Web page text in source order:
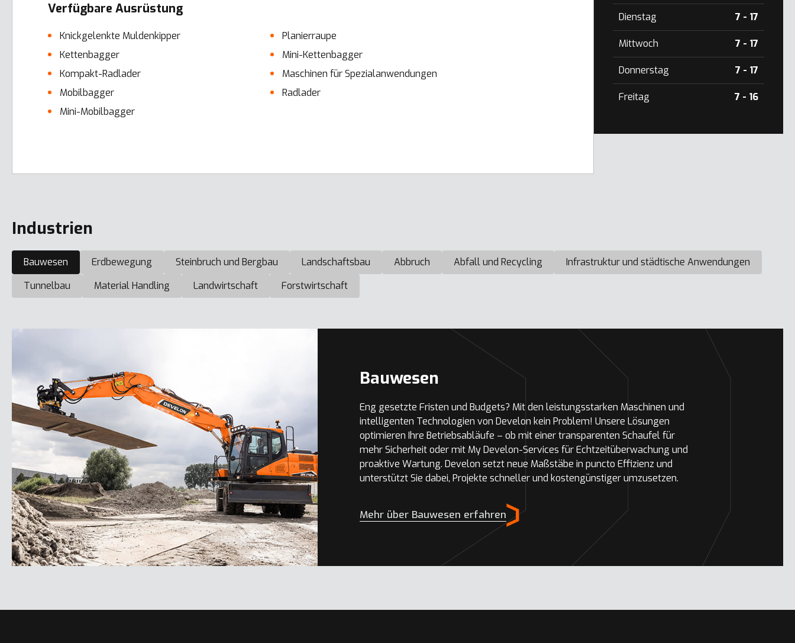
Verfügbare Ausrüstung
Knickgelenkte Muldenkipper
Planierraupe
Kettenbagger
Mini-Kettenbagger
Kompakt-Radlader
Maschinen für Spezialanwendungen
Mobilbagger
Radlader
Mini-Mobilbagger
Dienstag 7 - 17
Mittwoch 7 - 17
Donnerstag 7 - 17
Freitag 7 - 16
Industrien
Bauwesen Erdbewegung Steinbruch und Bergbau Landschaftsbau Abbruch Abfall und Recycling
Infrastruktur und städtische Anwendungen
Tunnelbau
Material Handling Landwirtschaft Forstwirtschaft
Bauwesen
Eng gesetzte Fristen und Budgets? Mit den leistungsstarken Maschinen und
intelligenten Technologien von Develon kein Problem! Unsere Lösungen
optimieren Ihre Betriebsabläufe – ob mit einer transparenten Schaufel für
mehr Sicherheit oder mit My Develon-Services für Echtzeitüberwachung und
proaktive Wartung. Develon setzt neue Maßstäbe in puncto Effizienz und
unterstützt Sie dabei, Projekte schneller und kostengünstiger umzusetzen.
Mehr über Bauwesen erfahren